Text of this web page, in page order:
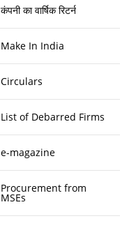
कंपनी का वार्षिक रिटर्न
Make In India
Circulars
List of Debarred Firms
e-magazine
Procurement from
MSEs